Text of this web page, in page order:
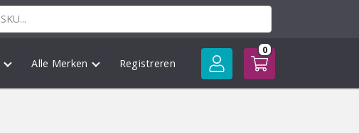
Alle Merken Registreren
0